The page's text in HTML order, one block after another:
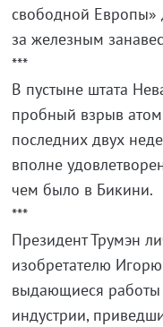
свободной Европы»
за железным
***
В пустыне штата
пробный взрыв
последних двух
вполне
чем было в Бикини.
***
Президент Трумэн
изобретателю
выдающиеся работы
индустрии,